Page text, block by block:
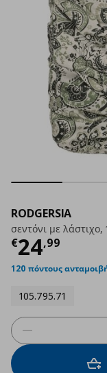
RODGERSIA
σεντόνι με
€24,99
120 πόντους
105.795.71